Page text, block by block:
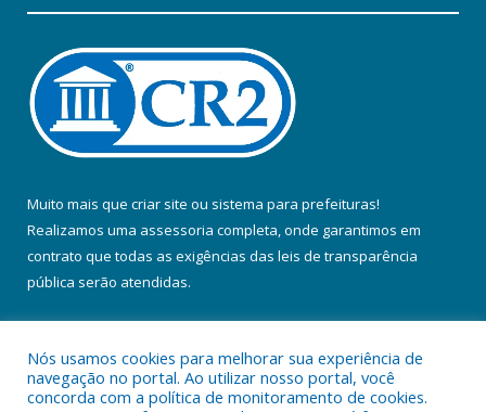
Muito mais que criar site ou sistema para prefeituras!
Realizamos uma assessoria completa, onde garantimos em
contrato que todas as exigências das leis de transparência
pública serão atendidas.
Nós usamos cookies para melhorar sua experiência de
navegação no portal. Ao utilizar nosso portal, você
concorda com a política de monitoramento de cookies.